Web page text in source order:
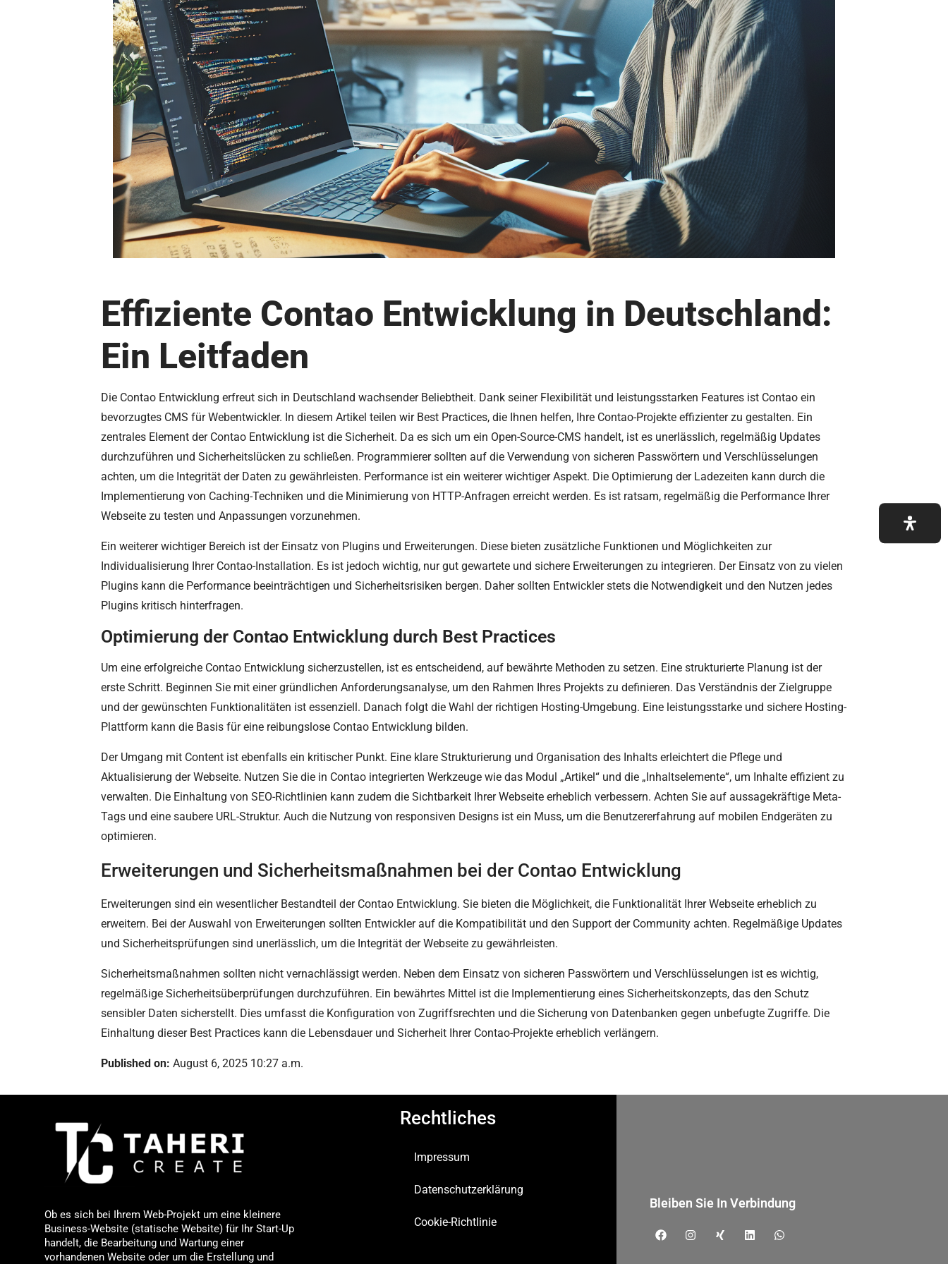
Effiziente Contao Entwicklung in Deutschland:
Ein Leitfaden
Die Contao Entwicklung erfreut sich in Deutschland wachsender Beliebtheit. Dank seiner Flexibilität und leistungsstarken Features ist Contao ein
bevorzugtes CMS für Webentwickler. In diesem Artikel teilen wir Best Practices, die Ihnen helfen, Ihre Contao-Projekte effizienter zu gestalten. Ein
zentrales Element der Contao Entwicklung ist die Sicherheit. Da es sich um ein Open-Source-CMS handelt, ist es unerlässlich, regelmäßig Updates
durchzuführen und Sicherheitslücken zu schließen. Programmierer sollten auf die Verwendung von sicheren Passwörtern und Verschlüsselungen
achten, um die Integrität der Daten zu gewährleisten. Performance ist ein weiterer wichtiger Aspekt. Die Optimierung der Ladezeiten kann durch die
Implementierung von Caching-Techniken und die Minimierung von HTTP-Anfragen erreicht werden. Es ist ratsam, regelmäßig die Performance Ihrer
Webseite zu testen und Anpassungen vorzunehmen.
Ein weiterer wichtiger Bereich ist der Einsatz von Plugins und Erweiterungen. Diese bieten zusätzliche Funktionen und Möglichkeiten zur
Individualisierung Ihrer Contao-Installation. Es ist jedoch wichtig, nur gut gewartete und sichere Erweiterungen zu integrieren. Der Einsatz von zu vielen
Plugins kann die Performance beeinträchtigen und Sicherheitsrisiken bergen. Daher sollten Entwickler stets die Notwendigkeit und den Nutzen jedes
Plugins kritisch hinterfragen.
Optimierung der Contao Entwicklung durch Best Practices
Um eine erfolgreiche Contao Entwicklung sicherzustellen, ist es entscheidend, auf bewährte Methoden zu setzen. Eine strukturierte Planung ist der
erste Schritt. Beginnen Sie mit einer gründlichen Anforderungsanalyse, um den Rahmen Ihres Projekts zu definieren. Das Verständnis der Zielgruppe
und der gewünschten Funktionalitäten ist essenziell. Danach folgt die Wahl der richtigen Hosting-Umgebung. Eine leistungsstarke und sichere Hosting-
Plattform kann die Basis für eine reibungslose Contao Entwicklung bilden.
Der Umgang mit Content ist ebenfalls ein kritischer Punkt. Eine klare Strukturierung und Organisation des Inhalts erleichtert die Pflege und
Aktualisierung der Webseite. Nutzen Sie die in Contao integrierten Werkzeuge wie das Modul „Artikel“ und die „Inhaltselemente“, um Inhalte effizient zu
verwalten. Die Einhaltung von SEO-Richtlinien kann zudem die Sichtbarkeit Ihrer Webseite erheblich verbessern. Achten Sie auf aussagekräftige Meta-
Tags und eine saubere URL-Struktur. Auch die Nutzung von responsiven Designs ist ein Muss, um die Benutzererfahrung auf mobilen Endgeräten zu
optimieren.
Erweiterungen und Sicherheitsmaßnahmen bei der Contao Entwicklung
Erweiterungen sind ein wesentlicher Bestandteil der Contao Entwicklung. Sie bieten die Möglichkeit, die Funktionalität Ihrer Webseite erheblich zu
erweitern. Bei der Auswahl von Erweiterungen sollten Entwickler auf die Kompatibilität und den Support der Community achten. Regelmäßige Updates
und Sicherheitsprüfungen sind unerlässlich, um die Integrität der Webseite zu gewährleisten.
Sicherheitsmaßnahmen sollten nicht vernachlässigt werden. Neben dem Einsatz von sicheren Passwörtern und Verschlüsselungen ist es wichtig,
regelmäßige Sicherheitsüberprüfungen durchzuführen. Ein bewährtes Mittel ist die Implementierung eines Sicherheitskonzepts, das den Schutz
sensibler Daten sicherstellt. Dies umfasst die Konfiguration von Zugriffsrechten und die Sicherung von Datenbanken gegen unbefugte Zugriffe. Die
Einhaltung dieser Best Practices kann die Lebensdauer und Sicherheit Ihrer Contao-Projekte erheblich verlängern.
Published on: August 6, 2025 10:27 a.m.
Ob es sich bei Ihrem Web-Projekt um eine kleinere
Business-Website (statische Website) für Ihr Start-Up
handelt, die Bearbeitung und Wartung einer
vorhandenen Website oder um die Erstellung und
Rechtliches
Impressum
Datenschutzerklärung
Cookie-Richtlinie
Bleiben Sie In Verbindung